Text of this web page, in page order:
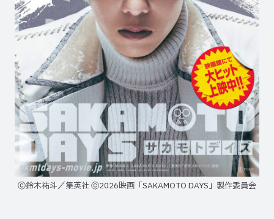
ⓒ鈴木祐斗／集英社 ⓒ2026映画「SAKAMOTO DAYS」製作委員会